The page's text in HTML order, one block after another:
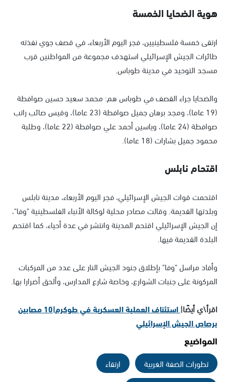
هوية الضحايا الخمسة
ارتقى خمسة فلسطينيين، فجر اليوم الأربعاء، في قصف جوي نفذته
طائرات الجيش الإسرائيلي استهدف مجموعة من المواطنين قرب
مسجد التوحيد في مدينة طوباس.
والضحايا جراء القصف في طوباس هم: محمد سعيد حسين صوافطة
(19 عاما)، ومجد برهان جميل صوافطة (23 عاما)، وقيس صائب راتب
صوافطة (24 عاما)، وياسين أحمد علي صوافطة (22 عاما)، وطلبة
محمود جميل بشارات (18 عاما).
اقتحام نابلس
اقتحمت قوات الجيش الإسرائيلي، فجر اليوم الأربعاء، مدينة نابلس
وبلدتها القديمة. وقالت مصادر محلية لوكالة الأنباء الفلسطينية "وفا"،
إن الجيش الإسرائيلي اقتحم المدينة وانتشر في عدة أحياء، كما اقتحم
البلدة القديمة فيها.
وأفاد مراسل "وفا" بإطلاق جنود الجيش النار على عدد من المركبات
المركونة على جنبات الشوارع، وخاصة شارع المدارس، وألحق أضرارا بها.
اقرأ\ي أيضًا|
استئناف العملية العسكرية في طوكرم|10 مصابين
برصاص الجيش الإسرائيلي
المواضيع
تطورات الضفة الغربية
ارتقاء